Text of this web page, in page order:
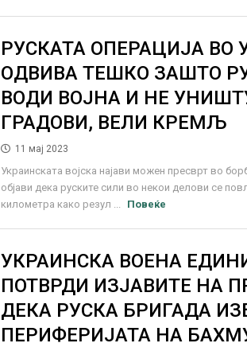
РУСКАТА ОПЕРАЦИЈА ВО
ОДВИВА ТЕШКО ЗАШТО
ВОДИ ВОЈНА И НЕ
ГРАДОВИ, ВЕЛИ КРЕМЉ
11 мај 2023
Украинската војска најави можен пресврт во
објави дека руските сили во некои делови се
километра како резул ...
Повеќе
УКРАИНСКА ВОЕНА
ПОТВРДИ ИЗЈАВИТЕ НА
ДЕКА РУСКА БРИГАДА
ПЕРИФЕРИЈАТА НА